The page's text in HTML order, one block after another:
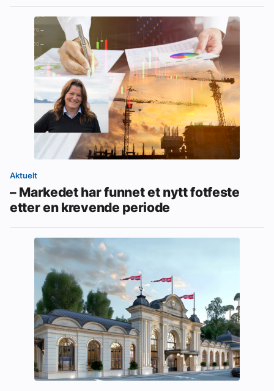
Aktuelt
– Markedet har funnet et nytt fotfeste
etter en krevende periode